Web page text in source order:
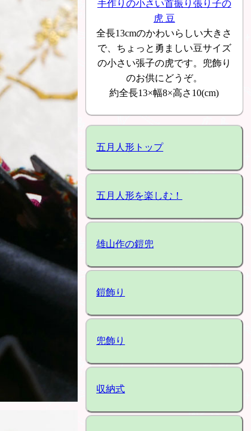
手作りの小さい首振り張り子の
虎 豆
全長13cmのかわいらしい大きさ
で、ちょっと勇ましい豆サイズ
の小さい張子の虎です。兜飾り
のお供にどうぞ。
約全長13×幅8×高さ10(cm)
五月人形トップ
五月人形を楽しむ！
雄山作の鎧兜
鎧飾り
兜飾り
収納式